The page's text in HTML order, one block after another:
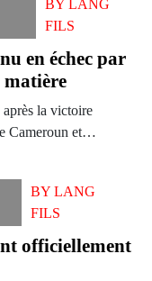
BY
LANG
FILS
en échec par
matière
la victoire
Cameroun et…
BYLANG
FILS
officiellement